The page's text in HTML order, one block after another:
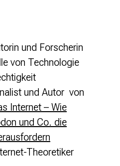
und Forscherin
von Technologie
und Autor von
Internet – Wie
und Co. die
Theoretiker